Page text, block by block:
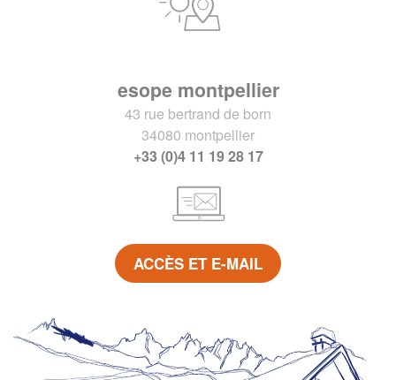
esope montpellier
43 rue bertrand de born
34080 montpellier
+33 (0)4 11 19 28 17
ACCÈS ET E-MAIL